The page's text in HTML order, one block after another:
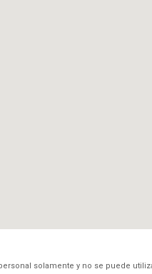
solamente y no se puede